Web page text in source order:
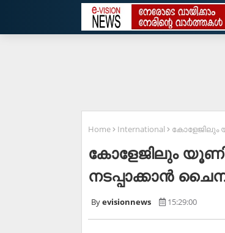
Home International കോളേജിലും
കോളേജിലും
നടപ്പാക്കാൻ
evisionnews 15:29:00